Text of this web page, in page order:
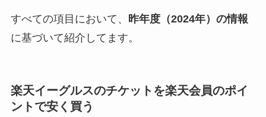
すべての項目において、 昨年度（2024年）の情報
に基づいて紹介してます。
楽天イーグルスのチケットを楽天会員のポイ
ントで安く買う